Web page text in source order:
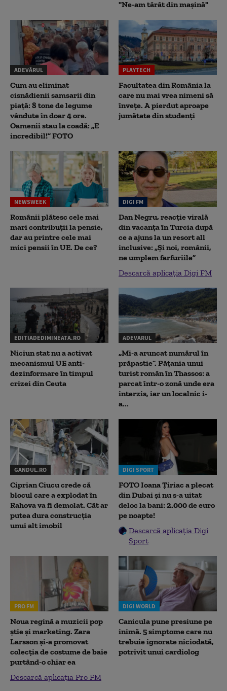
"Ne-am târât din mașină"
ADEVĂRUL
Cum au eliminat
cisnădienii samsarii din
piață: 8 tone de legume
vândute în doar 4 ore.
Oamenii stau la coadă: „E
incredibil!” FOTO
PLAYTECH
Facultatea din România la
care nu mai vrea nimeni să
înveţe. A pierdut aproape
jumătate din studenţi
NEWSWEEK
Românii plătesc cele mai
mari contribuții la pensie,
dar au printre cele mai
mici pensii în UE. De ce?
DIGI FM
Dan Negru, reacție virală
din vacanța în Turcia după
ce a ajuns la un resort all
inclusive: „Și noi, românii,
ne umplem farfuriile”
Descarcă aplicația Digi FM
EDITIADEDIMINEATA.RO
Niciun stat nu a activat
mecanismul UE anti-
dezinformare în timpul
crizei din Ceuta
ADEVARUL
„Mi-a aruncat numărul în
prăpastie”. Pățania unui
turist român în Thassos: a
parcat într-o zonă unde era
interzis, iar un localnic i-
a...
GANDUL.RO
Ciprian Ciucu crede că
blocul care a explodat în
Rahova va fi demolat. Cât ar
putea dura construcția
unui alt imobil
DIGI SPORT
FOTO Ioana Țiriac a plecat
din Dubai și nu s-a uitat
deloc la bani: 2.000 de euro
pe noapte!
Descarcă aplicația Digi
Sport
PRO FM
Noua regină a muzicii pop
știe și marketing. Zara
Larsson și-a promovat
colecția de costume de baie
purtând-o chiar ea
Descarcă aplicația Pro FM
DIGI WORLD
Canicula pune presiune pe
inimă. 5 simptome care nu
trebuie ignorate niciodată,
potrivit unui cardiolog